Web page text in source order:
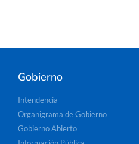
Gobierno
Intendencia
Organigrama de Gobierno
Gobierno Abierto